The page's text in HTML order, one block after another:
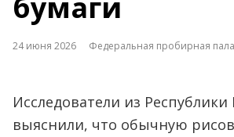
24 июня 2026 Федеральная пробирная
Исследователи из Республики
выяснили, что обычную